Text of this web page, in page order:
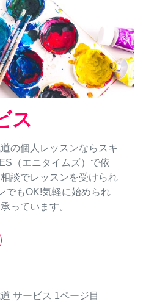
ス
の個人レッスンならスキ
（エニタイムズ）で依
談でレッスンを受けられ
でもOK!気軽に始められ
っています。
サービス 1ページ目